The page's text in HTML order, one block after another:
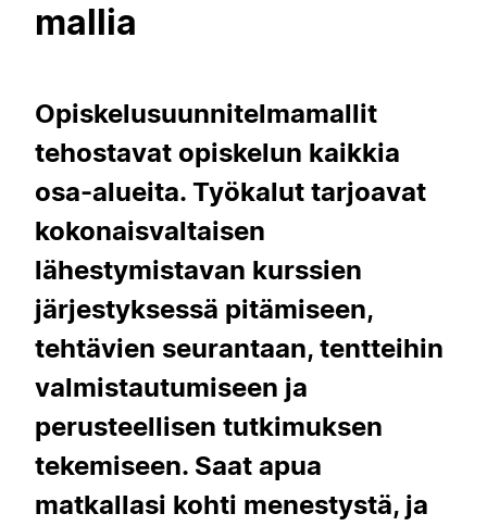
mallia
Opiskelusuunnitelmamallit
tehostavat opiskelun kaikkia
osa-alueita. Työkalut tarjoavat
kokonaisvaltaisen
lähestymistavan kurssien
järjestyksessä pitämiseen,
tehtävien seurantaan, tentteihin
valmistautumiseen ja
perusteellisen tutkimuksen
tekemiseen. Saat apua
matkallasi kohti menestystä, ja